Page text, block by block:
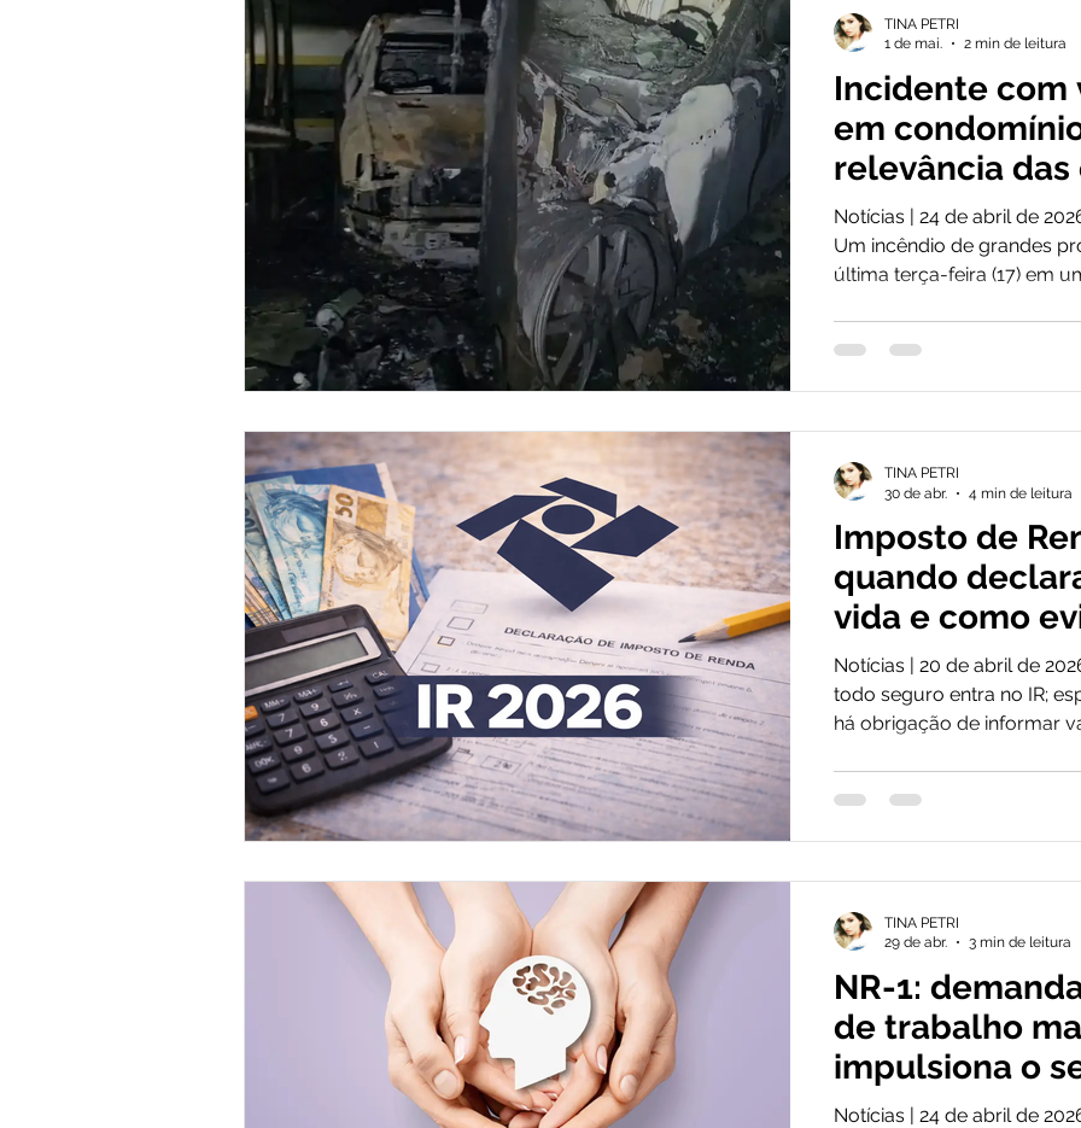
empresarial é uma solução
Incidente
em
relevância
seguro.
Notícias | 24 de abril de
Um incêndio de grandes
última terça-feira (17) em
cerca de R$ 1 milhão.
gratuita. Segundo análise
TINA PETRI
1 de mai.
2 min de leitura
Imposto de
quando
vida e como
Notícias | 20 de abril de
todo seguro entra no IR;
há obrigação de informar
até 29 de maio,
sobre como declarar
nem sempre é d
TINA PETRI
30 de abr.
4 min de leitura
NR-1:
de trabalho
impulsiona o
como
Notícias | 24 de abril de
TINA PETRI
29 de abr.
3 min de leitura